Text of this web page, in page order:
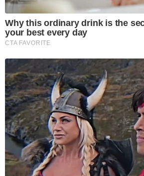
Why this ordinary drink is the
your best every day
CTA FAVORITE